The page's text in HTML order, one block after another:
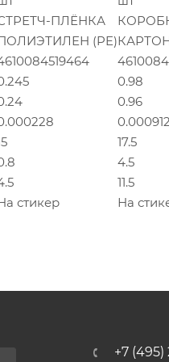
ПЛЁНКА
(PE)
0.98
0.96
0.000912
17.5
4.5
11.5
стикер На
+7 (495)